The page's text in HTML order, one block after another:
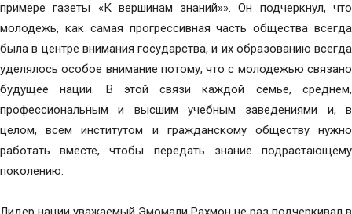
примере газеты «К вершинам знаний»». Он подчеркнул, что
молодежь, как самая прогрессивная часть общества всегда
была в центре внимания государства, и их образованию всегда
уделялось особое внимание потому, что с молодежью связано
будущее нации. В этой связи каждой семье, среднем,
профессиональным и высшим учебным заведениями и, в
целом, всем институтом и гражданскому обществу нужно
работать вместе, чтобы передать знание подрастающему
поколению.